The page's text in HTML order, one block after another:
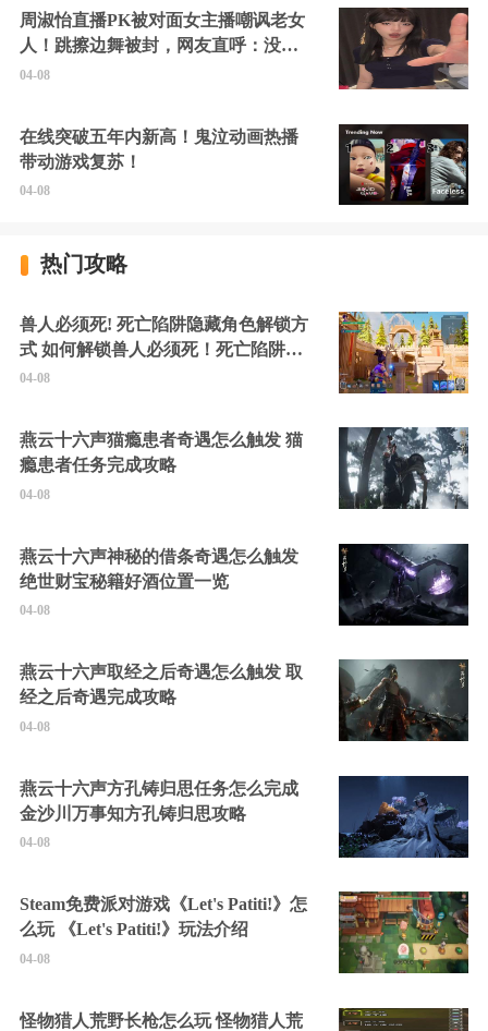
周淑怡直播PK被对面女主播嘲讽老女
人！跳擦边舞被封，网友直呼：没边
硬擦封的好！
04-08
在线突破五年内新高！鬼泣动画热播
带动游戏复苏！
04-08
热门攻略
兽人必须死! 死亡陷阱隐藏角色解锁方
式 如何解锁兽人必须死！死亡陷阱中
的隐藏角色
04-08
燕云十六声猫瘾患者奇遇怎么触发 猫
瘾患者任务完成攻略
04-08
燕云十六声神秘的借条奇遇怎么触发
绝世财宝秘籍好酒位置一览
04-08
燕云十六声取经之后奇遇怎么触发 取
经之后奇遇完成攻略
04-08
燕云十六声方孔铸归思任务怎么完成
金沙川万事知方孔铸归思攻略
04-08
Steam免费派对游戏《Let's Patiti!》怎
么玩 《Let's Patiti!》玩法介绍
04-08
怪物猎人荒野长枪怎么玩 怪物猎人荒